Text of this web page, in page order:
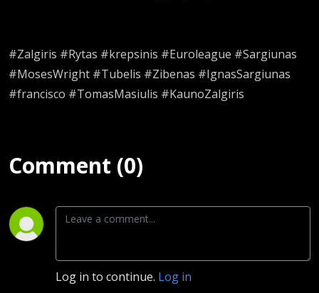
#Zalgiris #Rytas #krepsinis #Euroleague #Sargiunas
#MosesWright #Tubelis #Zibenas #IgnasSargiunas
#francisco #TomasMasiulis #KaunoZalgiris
Comment (0)
Log in to continue. Log in